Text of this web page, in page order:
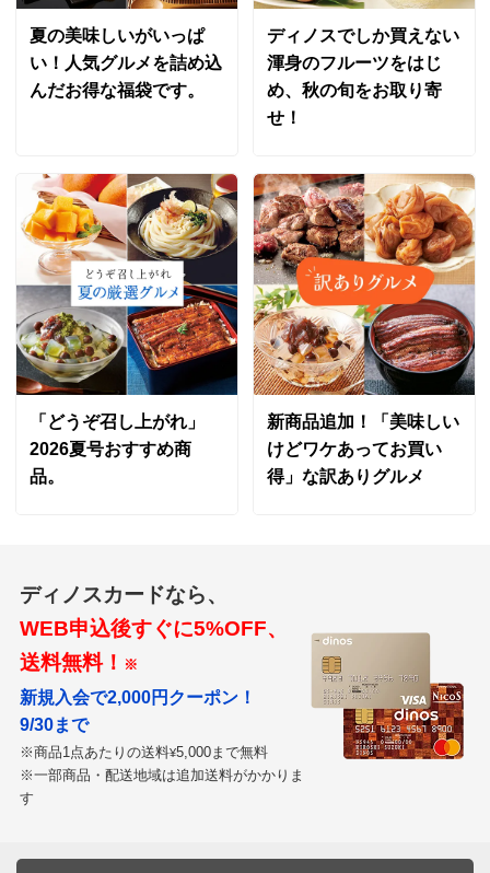
しいと思いますが、けんちん汁は味があまりなく、美味
しくないです。けんちん汁には、今度味噌を適量混ぜて
食べてみようかと思っています。
大阪府
美味しかったそうです。
2023/04/30
静岡県
何故、この様な薄味に仕上げたのかと聞きたくなる味薄
味です。
夏の美味しいがいっぱ
い！人気グルメを詰め込
んだお得な福袋です。
ディノスでしか買えない
渾身のフルーツをはじ
め、秋の旬をお取り寄
せ！
「どうぞ召し上がれ」
2026夏号おすすめ商
品。
新商品追加！「美味しい
けどワケあってお買い
得」な訳ありグルメ
ディノスカードなら、
WEB申込後すぐに5%OFF、
送料無料！ ※
新規入会で2,000円クーポン！
9/30まで
※商品1点あたりの送料¥5,000まで無料
※一部商品・配送地域は追加送料がかかりま
す